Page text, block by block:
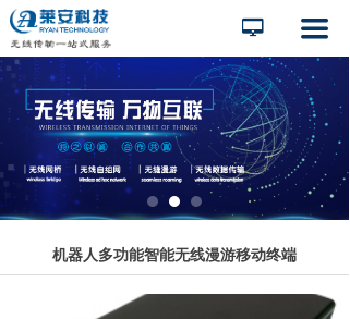
끀
넡
机器人多功能智能无线漫游移动终端